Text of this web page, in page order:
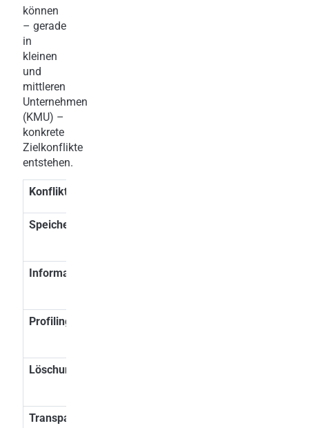
können
– gerade
in
kleinen
und
mittleren
Unternehmen
(KMU) –
konkrete
Zielkonflikte
entstehen.
Konfliktfeld
Speicherung
Information
Profiling
Löschung
Transparenz